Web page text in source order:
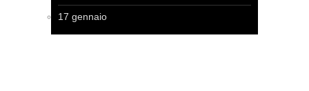
17 gennaio